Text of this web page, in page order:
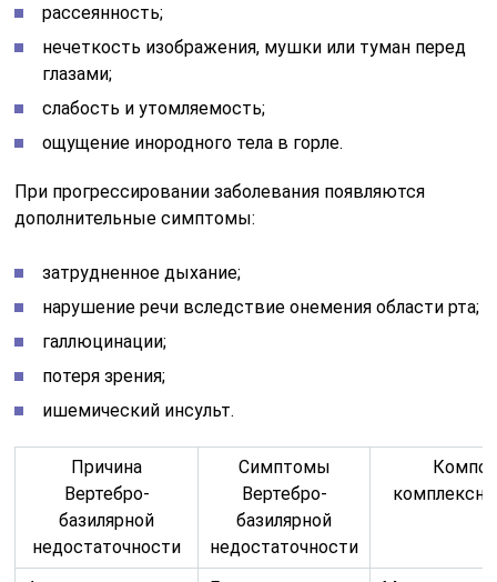
рассеянность;
нечеткость изображения, мушки или туман перед
глазами;
слабость и утомляемость;
ощущение инородного тела в горле.
При прогрессировании заболевания появляются
дополнительные симптомы:
затрудненное дыхание;
нарушение речи вследствие онемения области рта;
галлюцинации;
потеря зрения;
ишемический инсульт.
Причина
Вертебро-
базилярной
недостаточности
Симптомы
Вертебро-
базилярной
недостаточности